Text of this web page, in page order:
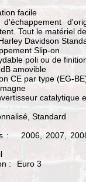
facile
d'échappement
Tout le matériel
Davidson
Slip-on
poli ou de
amovible
CE par type (EG-
catalytique
Standard
:
2006, 2007,
:
Euro 3